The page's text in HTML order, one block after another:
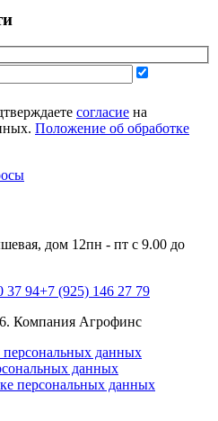
согласие на
Положение об обработке
дом 12пн - пт с 9.00 до
37 94+7 (925) 146 27 79
Компания Агрофинс
персональных данных
данных
персональных данных